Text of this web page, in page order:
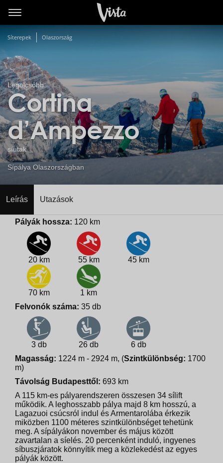
Síterepek Olaszország
Legolcsóbb
Cortina
d’Ampezzo
síutak
Sípálya Olaszországban
Leírás Utazások
Pályák hossza: 120 km
20 km 55 km 45 km
70 km
1 km
Felvonók száma: 35 db
3 db 26 db
6 db
Magasság: 1224 m - 2924 m, (Szintkülönbség: 1700
m)
Távolság Budapesttől: 693 km
A 115 km-es pályarendszeren összesen 34 sílift
működik. A leghosszabb pálya majd 8 km hosszú, a
Lagazuoi csúcsról indul és Armentarolába érkezik
miközben 1100 méteres szintkülönbséget tehetünk
meg. A sípályákon november és május között
zavartalan a síelés. 20 percenként induló, ingyenes
síbuszjáratok könnyítik meg a közlekedést az egyes
pályák között.